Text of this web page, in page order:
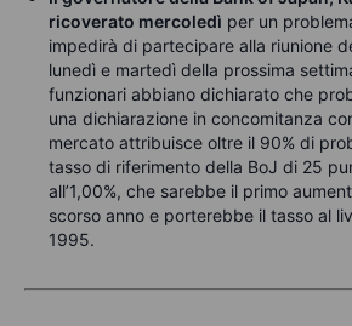
ricoverato mercoledì per un
impedirà di partecipare alla riunione
lunedì e martedì della prossima
funzionari abbiano dichiarato che
una dichiarazione in concomitanza
mercato attribuisce oltre il 90% di
tasso di riferimento della BoJ di 25
all’1,00%, che sarebbe il primo
scorso anno e porterebbe il tasso al
1995.